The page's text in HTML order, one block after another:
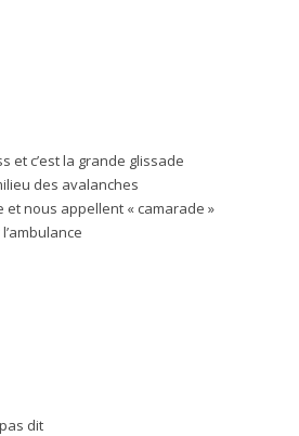
et c’est la grande glissade
des avalanches
et nous appellent « camarade »
dit